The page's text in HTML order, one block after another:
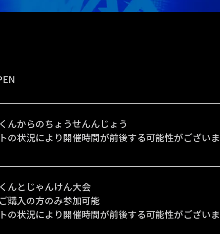
んからのちょうせんんじょう
の状況により開催時間が前後する可能性がござい
んとじゃんけん大会
購入の方のみ参加可能
の状況により開催時間が前後する可能性がござい